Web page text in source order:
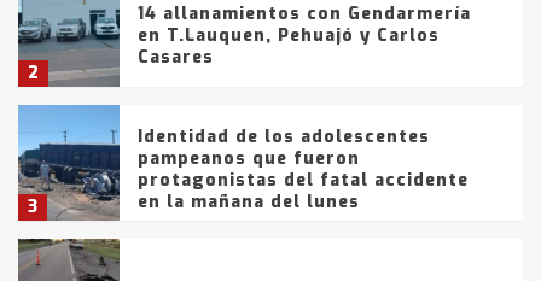
2
14 allanamientos con Gendarmería
en T.Lauquen, Pehuajó y Carlos
Casares
3
Identidad de los adolescentes
pampeanos que fueron
protagonistas del fatal accidente
en la mañana del lunes